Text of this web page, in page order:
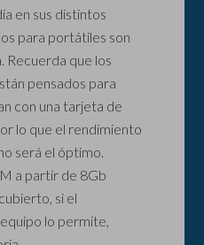
en sus distintos
para portátiles son
Recuerda que los
pensados para
con una tarjeta de
lo que el rendimiento
será el óptimo.
a partir de 8Gb
si el
lo permite,